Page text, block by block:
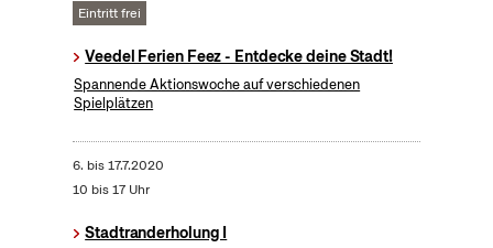
Eintritt frei
Veedel Ferien Feez - Entdecke deine Stadt!
Spannende Aktionswoche auf verschiedenen
Spielplätzen
6. bis17.7.2020
10 bis 17 Uhr
Stadtranderholung I